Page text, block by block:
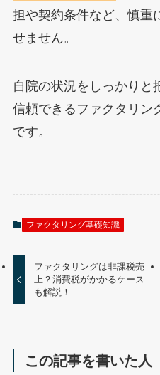
担や契約条件など、慎重
せません。
自院の状況をしっかりと
信頼できるファクタリン
です。
ファクタリング基礎知識
ファクタリングは非課税売
上？消費税がかかるケース
も解説！
この記事を書いた人